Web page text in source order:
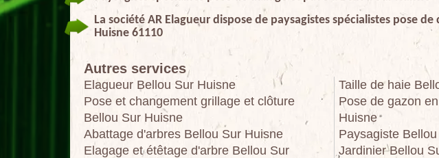
La société AR Elagueur dispose de paysagistes spécialistes pose
Huisne 61110
Autres services
Elagueur Bellou Sur Huisne
Pose et changement grillage et clôture
Bellou Sur Huisne
Abattage d'arbres Bellou Sur Huisne
Elagage et étêtage d'arbre Bellou Sur
Taille de haie
Pose de gazon
Huisne
Paysagiste
Jardinier Bellou